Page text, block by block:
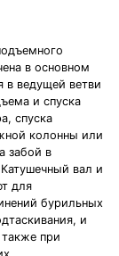
в основном
в ведущей ветви
и спуска
спуска
колонны или
забой в
вал и
для
бурильных
и
также при